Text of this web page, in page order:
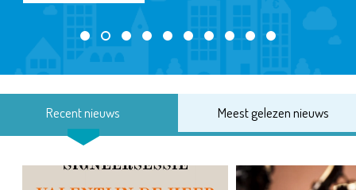
Recent nieuws Meest gelezen nieuws